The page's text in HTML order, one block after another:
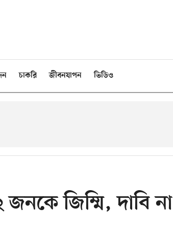
চাকরি জীবনযাপন ভিডিও
জনকে জিম্মি, দাবি না